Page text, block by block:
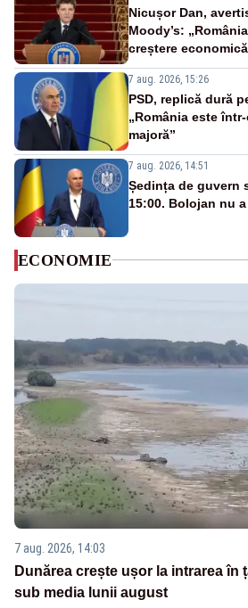
Nicușor Dan,
Moody’s:
creștere
7 aug. 2026, 15:26
PSD, replică dură
„România este
majoră”
7 aug. 2026, 14:51
Ședința de guvern
15:00. Bolojan nu
ECONOMIE
7 aug. 2026, 14:03
Dunărea crește ușor la intrarea în
sub media lunii august